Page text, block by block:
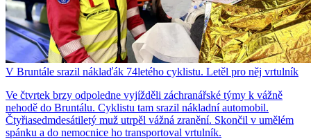
V Bruntále srazil náklaďák 74letého cyklistu. Letěl pro něj vrtulník
Ve čtvrtek brzy odpoledne vyjížděli záchranářské týmy k vážně
nehodě do Bruntálu. Cyklistu tam srazil nákladní automobil.
Čtyřiasedmdesátiletý muž utrpěl vážná zranění. Skončil v umělém
spánku a do nemocnice ho transportoval vrtulník.